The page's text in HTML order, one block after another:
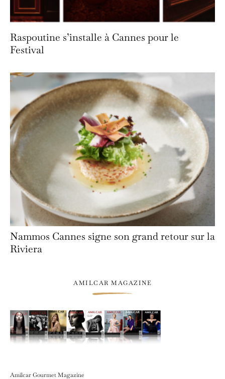
Raspoutine s’installe à Cannes pour le
Festival
Nammos Cannes signe son grand retour sur la
Riviera
AMILCAR MAGAZINE
Amilcar Gourmet Magazine